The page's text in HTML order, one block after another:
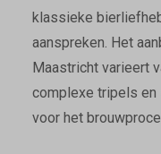
klassieke
aanspreken. Het
Maastricht varieert
complexe tripels en
voor het